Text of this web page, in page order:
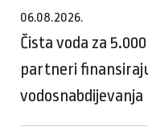
06.08.2026.
Čista voda za
partneri
vodosnabdijevanja